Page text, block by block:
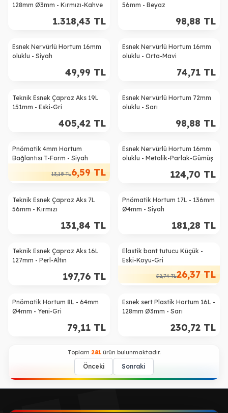
128mm Ø3mm - Kırmızı-Kahve
1.318,43 TL
56mm - Beyaz
98,88 TL
Esnek Nervürlü Hortum 16mm
oluklu - Siyah
49,99 TL
Esnek Nervürlü Hortum 16mm
oluklu - Orta-Mavi
74,71 TL
Teknik Esnek Çapraz Aks 19L
151mm - Eski-Gri
405,42 TL
Esnek Nervürlü Hortum 72mm
oluklu - Sarı
98,88 TL
%50
Pnömatik 4mm Hortum
Bağlantısı T-Form - Siyah
13,18TL6,59 TL
Esnek Nervürlü Hortum 16mm
oluklu - Metalik-Parlak-Gümüş
124,70 TL
Teknik Esnek Çapraz Aks 7L
56mm - Kırmızı
131,84 TL
Pnömatik Hortum 17L - 136mm
Ø4mm - Siyah
181,28 TL
Teknik Esnek Çapraz Aks 16L
127mm - Perl-Altın
197,76 TL
%50
Elastik bant tutucu Küçük -
Eski-Koyu-Gri
52,74TL26,37 TL
Pnömatik Hortum 8L - 64mm
Ø4mm - Yeni-Gri
79,11 TL
Esnek sert Plastik Hortum 16L -
128mm Ø3mm - Sarı
230,72 TL
Toplam 281 ürün bulunmaktadır.
Önceki Sonraki